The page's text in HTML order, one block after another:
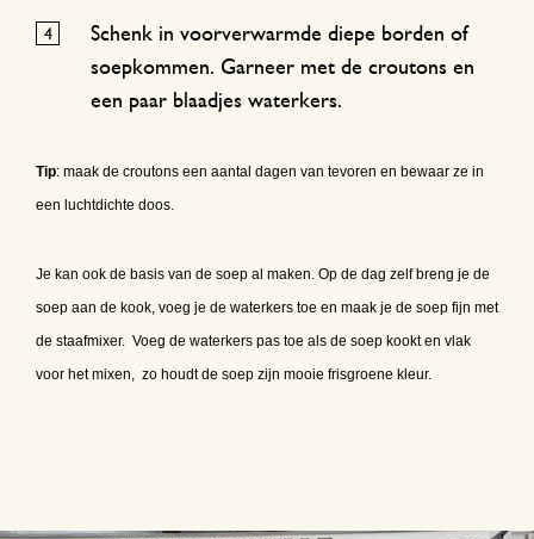
Schenk in voorverwarmde diepe borden of
soepkommen. Garneer met de croutons en
een paar blaadjes waterkers.
Tip: maak de croutons een aantal dagen van tevoren en bewaar ze in
een luchtdichte doos.
Je kan ook de basis van de soep al maken. Op de dag zelf breng je de
soep aan de kook, voeg je de waterkers toe en maak je de soep fijn met
de staafmixer. Voeg de waterkers pas toe als de soep kookt en vlak
voor het mixen, zo houdt de soep zijn mooie frisgroene kleur.